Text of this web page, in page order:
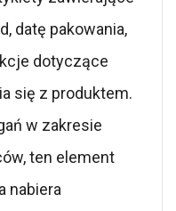
datę pakowania,
dotyczące
się z produktem.
w zakresie
ten element
nabiera